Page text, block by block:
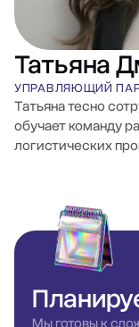
Татьяна
УПРАВЛЯЮЩИЙ
Татьяна тесно
обучает команду
логистических